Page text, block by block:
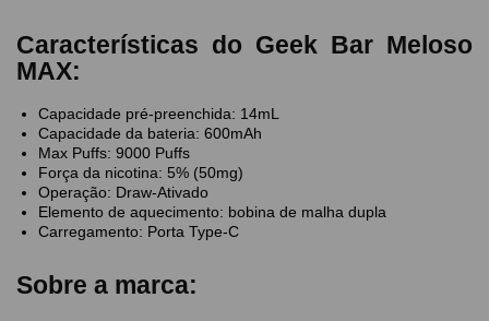
Características do Geek Bar Meloso
MAX:
Capacidade pré-preenchida: 14mL
Capacidade da bateria: 600mAh
Max Puffs: 9000 Puffs
Força da nicotina: 5% (50mg)
Operação: Draw-Ativado
Elemento de aquecimento: bobina de malha dupla
Carregamento: Porta Type-C
Sobre a marca: